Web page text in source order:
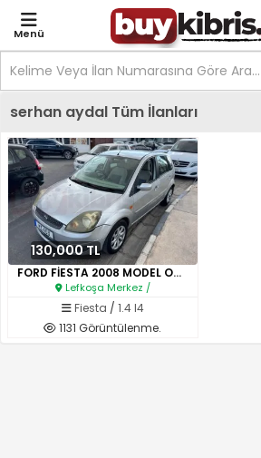
Menü
Kıbrıs İlan
serhan aydal Tüm İlanları
130,000 TL
FORD FİESTA 2008 MODEL OTOMATİ..
Lefkoşa Merkez /
Fiesta / 1.4 I4
1131 Görüntülenme.